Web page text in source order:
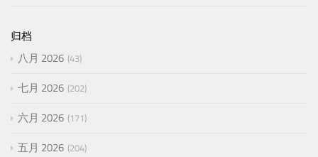
归档
八月 2026 43
七月 2026 202
六月 2026 171
五月 2026 204